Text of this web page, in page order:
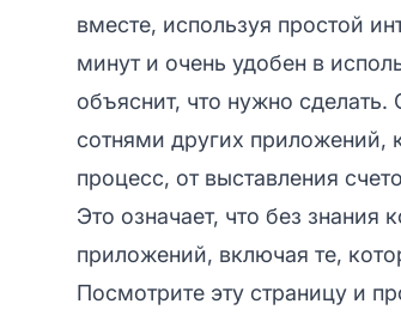
вместе, используя простой
минут и очень удобен в
объяснит, что нужно
сотнями других приложений,
процесс, от выставления
Это означает, что без
приложений, включая те,
Посмотрите эту страницу и